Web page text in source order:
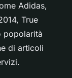
Adidas,
True
popolarità
di articoli